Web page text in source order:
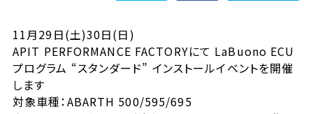
11月29日(土)30日(日)
APIT PERFORMANCE FACTORYにて LaBuono ECU
プログラム “スタンダード” インストールイベントを開催
します
対象車種：ABARTH 500/595/695